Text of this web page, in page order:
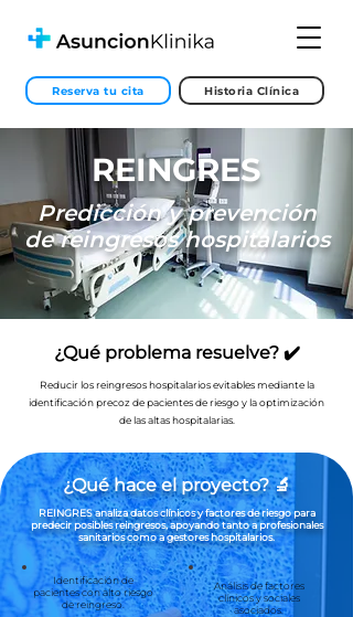
Reserva tu cita Historia Clínica
REINGRES
Predicción y prevención
de reingresos hospitalarios
¿Qué problema resuelve? ✔️
Reducir los reingresos hospitalarios evitables mediante la
identificación precoz de pacientes de riesgo y la optimización
de las altas hospitalarias.
¿Qué hace el proyecto? 🔬
REINGRES analiza datos clínicos y factores de riesgo para
predecir posibles reingresos, apoyando tanto a profesionales
sanitarios como a gestores hospitalarios.
Identificación de
pacientes con alto riesgo
de reingreso.
Análisis de factores
clínicos y sociales
asociados.